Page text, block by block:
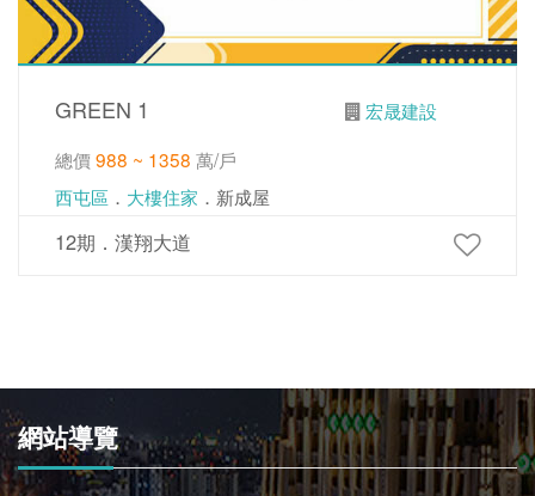
GREEN 1
宏晟建設
總價988 ~ 1358 萬/戶
西屯區 ． 大樓住家 ．新成屋
12期．漢翔大道
網站導覽